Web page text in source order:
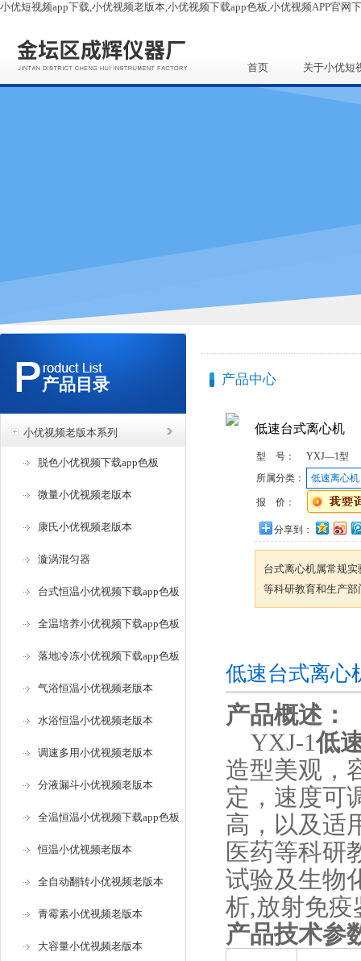
小优短视频app下载,小优视频老版本,小优视频下载app色板,小优视频APP官网
首页 关于小优短
产品目录
小优视频老版本系列
脱色小优视频下载app色板
微量小优视频老版本
康氏小优视频老版本
漩涡混匀器
台式恒温小优视频下载app色板
全温培养小优视频下载app色板
落地冷冻小优视频下载app色板
气浴恒温小优视频老版本
水浴恒温小优视频老版本
调速多用小优视频老版本
分液漏斗小优视频老版本
全温恒温小优视频下载app色板
恒温小优视频老版本
全自动翻转小优视频老版本
青霉素小优视频老版本
大容量小优视频老版本
产品中心
低速台式离心机
型 号：
YXJ—1型
所属分类：
低速离心机
报 价：
分享到：
台式离心机属常规实验
等科研教育和生产部门
低速台式离心
产品概述：
YXJ-1低
造型美观
定，速度
高，以及
医药等科研教
试验及生物化
析,放射免疫
产品技术参数